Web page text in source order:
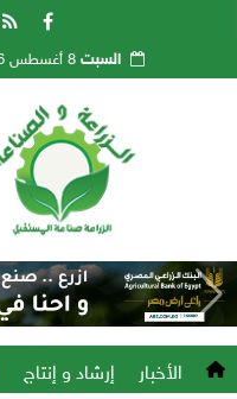
السبت8 أغسطس 2026
الأخبار إرشاد و إنتاج